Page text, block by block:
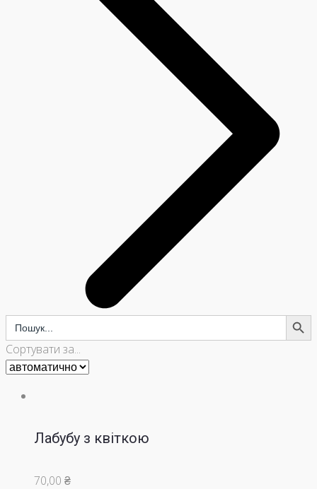
Search
for:
Search Button
Сортувати за...
Лабубу з квіткою
70,00 ₴